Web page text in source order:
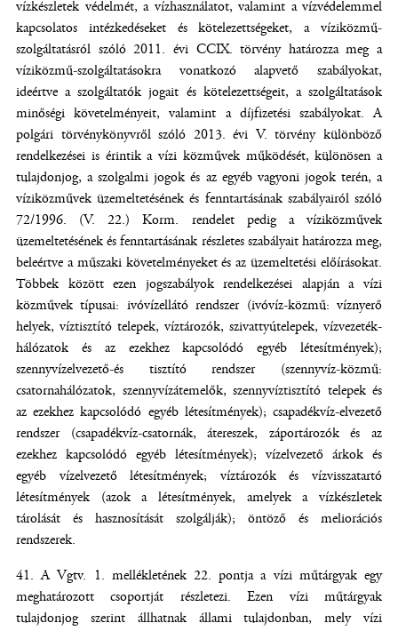
vízkészletek védelmét, a vízhasználatot, valamint a vízvédelemmel
kapcsolatos intézkedéseket és kötelezettségeket, a víziközmű-
szolgáltatásról szóló 2011. évi CCIX. törvény határozza meg a
víziközmű-szolgáltatásokra vonatkozó alapvető szabályokat,
ideértve a szolgáltatók jogait és kötelezettségeit, a szolgáltatások
minőségi követelményeit, valamint a díjfizetési szabályokat. A
polgári törvénykönyvről szóló 2013. évi V. törvény különböző
rendelkezései is érintik a vízi közművek működését, különösen a
tulajdonjog, a szolgalmi jogok és az egyéb vagyoni jogok terén, a
víziközművek üzemeltetésének és fenntartásának szabályairól szóló
72/1996. (V. 22.) Korm. rendelet pedig a víziközművek
üzemeltetésének és fenntartásának részletes szabályait határozza meg,
beleértve a műszaki követelményeket és az üzemeltetési előírásokat.
Többek között ezen jogszabályok rendelkezései alapján a vízi
közművek típusai: ivóvízellátó rendszer (ivóvíz-közmű: víznyerő
helyek, víztisztító telepek, víztározók, szivattyútelepek, vízvezeték-
hálózatok és az ezekhez kapcsolódó egyéb létesítmények);
szennyvízelvezető-és tisztító rendszer (szennyvíz-közmű:
csatornahálózatok, szennyvízátemelők, szennyvíztisztító telepek és
az ezekhez kapcsolódó egyéb létesítmények); csapadékvíz-elvezető
rendszer (csapadékvíz-csatornák, átereszek, záportározók és az
ezekhez kapcsolódó egyéb létesítmények); vízelvezető árkok és
egyéb vízelvezető létesítmények; víztározók és vízvisszatartó
létesítmények (azok a létesítmények, amelyek a vízkészletek
tárolását és hasznosítását szolgálják); öntöző és meliorációs
rendszerek.
A Vgtv. 1. mellékletének 22. pontja a vízi műtárgyak egy
meghatározott csoportját részletezi. Ezen vízi műtárgyak
tulajdonjog szerint állhatnak állami tulajdonban, mely vízi